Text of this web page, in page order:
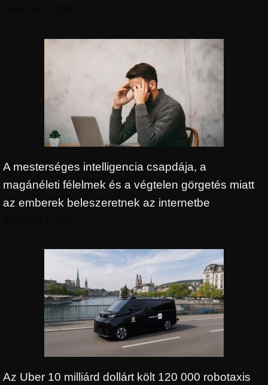
A mesterséges intelligencia csapdája, a
magánéleti félelmek és a végtelen görgetés miatt
az emberek beleszeretnek az internetbe
Az Uber 10 milliárd dollárt költ 120 000 robotaxis